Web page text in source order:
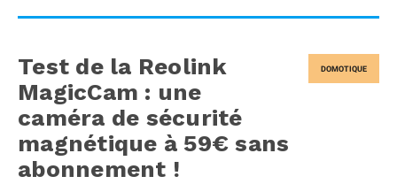
DOMOTIQUE
Test de la Reolink
MagicCam : une
caméra de sécurité
magnétique à 59€ sans
abonnement !